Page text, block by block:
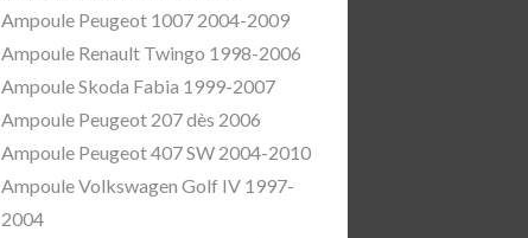
Ampoule Peugeot 1007 2004-2009
Ampoule Renault Twingo 1998-2006
Ampoule Skoda Fabia 1999-2007
Ampoule Peugeot 207 dès 2006
Ampoule Peugeot 407 SW 2004-2010
Ampoule Volkswagen Golf IV 1997-
2004